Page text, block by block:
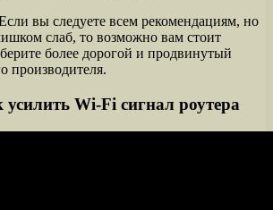
вы следуете всем рекомендациям, но
слаб, то возможно вам стоит
более дорогой и продвинутый
производителя.
усилить Wi-Fi сигнал роутера